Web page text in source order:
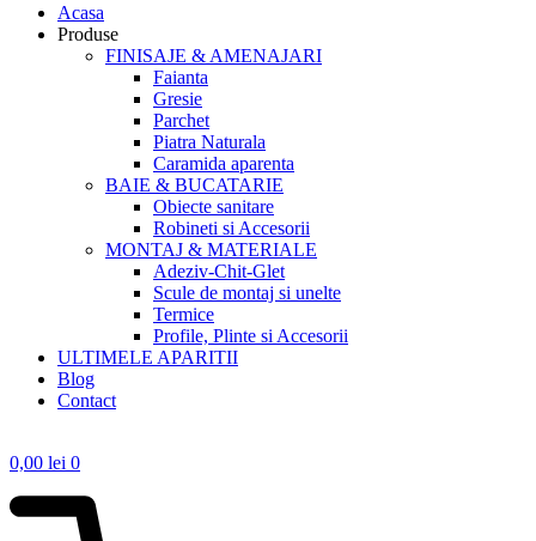
Acasa
Produse
FINISAJE & AMENAJARI
Faianta
Gresie
Parchet
Piatra Naturala
Caramida aparenta
BAIE & BUCATARIE
Obiecte sanitare
Robineti si Accesorii
MONTAJ & MATERIALE
Adeziv-Chit-Glet
Scule de montaj si unelte
Termice
Profile, Plinte si Accesorii
ULTIMELE APARITII
Blog
Contact
0,00 lei 0